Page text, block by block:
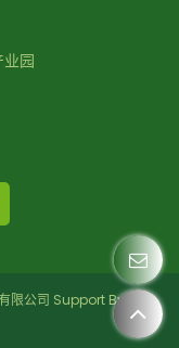
园
限公司 Support By